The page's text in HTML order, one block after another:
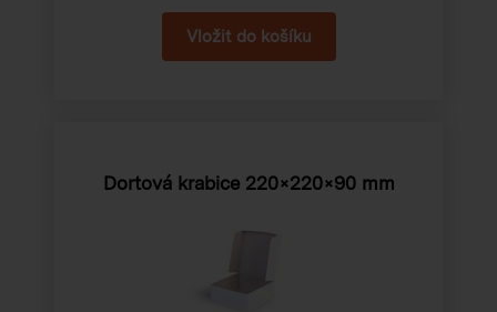
Dortová krabice 220×220×90 mm